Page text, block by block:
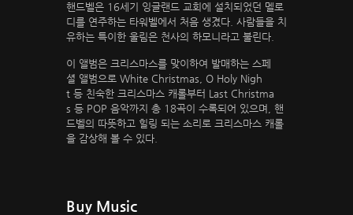
핸드벨은 16세기 잉글랜드 교회에 설치되었던 멜로
디를 연주하는 타워벨에서 처음 생겼다. 사람들을 치
유하는 특이한 울림은 천사의 하모니라고 불린다.
이 앨범은 크리스마스를 맞이하여 발매하는 스페
셜 앨범으로 White Christmas, O Holy Nigh
t 등 친숙한 크리스마스 캐롤부터 Last Christma
s 등 POP 음악까지 총 18곡이 수록되어 있으며, 핸
드벨의 따뜻하고 힐링 되는 소리로 크리스마스 캐롤
을 감상해 볼 수 있다.
Buy Music